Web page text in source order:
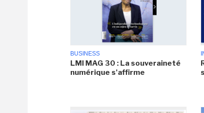
BUSINESS
LMI MAG 30 : La souveraineté
numérique s'affirme